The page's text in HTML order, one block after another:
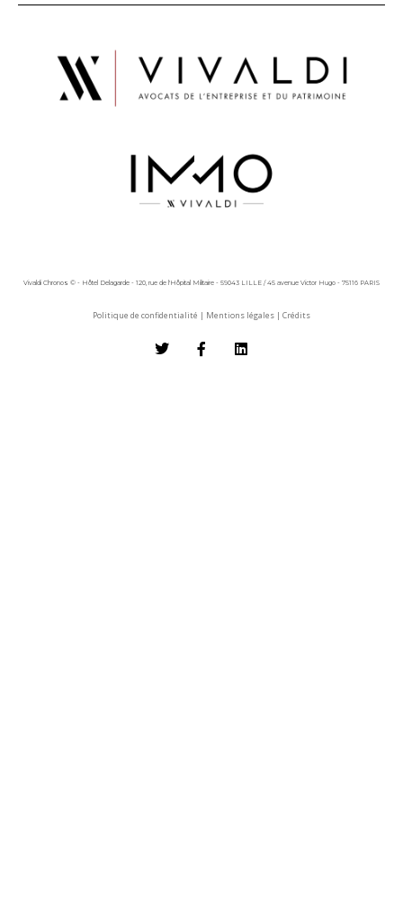
Vivaldi Chronos © - Hôtel Delagarde - 120, rue de l'Hôpital Militaire - 59043 LILLE / 45 avenue Victor Hugo - 75116 PARIS
Politique de confidentialité | Mentions légales | Crédits